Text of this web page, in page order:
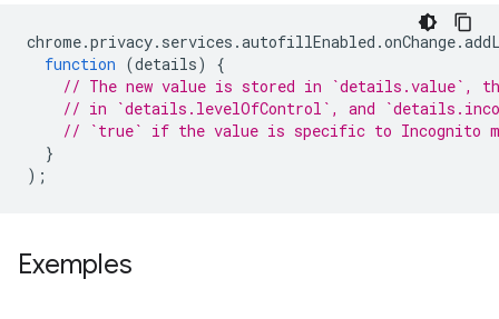
chrome.privacy. services .autofillEnabled .onChange.
function (details)
{
// The new value is stored in `details.value`,
// in `details.levelOfControl`, and
// `true` if the value is specific to Incognito
}
);
Exemples